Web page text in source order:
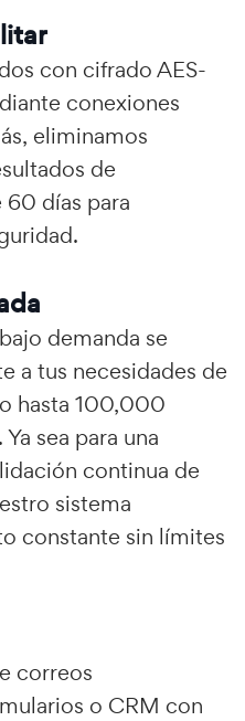
con cifrado AES-
conexiones
eliminamos
de
días para
demanda se
a tus necesidades de
hasta 100,000
sea para una
continua de
sistema
constante sin límites
correos
o CRM con